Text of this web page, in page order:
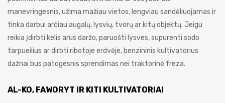
manevringesnis, užima mažiau vietos, lengviau sandėliuojamas ir
tinka darbui arčiau augalų, lysvių, tvorų ar kitų objektų. Jeigu
reikia įdirbti kelis arus daržo, paruošti lysves, supurenti sodo
tarpueilius ar dirbti ribotoje erdvėje, benzininis kultivatorius
dažnai bus patogesnis sprendimas nei traktorinė freza.
AL-KO, FAWORYT IR KITI KULTIVATORIAI